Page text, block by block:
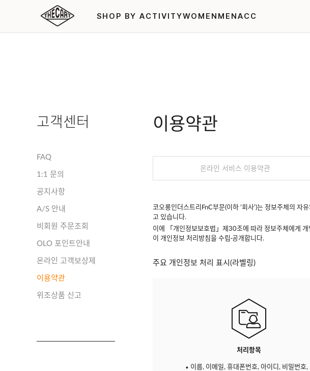
SHOP BY ACTIVITYWOMEN MENACC
고객센터
FAQ
1:1 문의
공지사항
A/S 안내
비회원 주문조회
OLO 포인트안내
온라인 고객보상제
이용약관
위조상품 신고
이용약관
온라인 서비스 이용약관
코오롱인더스트리FnC부문(이하 ‘회사’)는 정보주체의
고 있습니다.
이에 「개인정보보호법」제30조에 따라 정보주체에게
이 개인정보 처리방침을 수립·공개합니다.
주요 개인정보 처리 표시(라벨링)
처리항목
이름, 이메일, 휴대폰번호, 아이디, 비밀번호,